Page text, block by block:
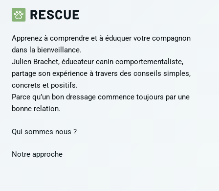
Apprenez à comprendre et à éduquer votre compagnon
dans la bienveillance.
Julien Brachet, éducateur canin comportementaliste,
partage son expérience à travers des conseils simples,
concrets et positifs.
Parce qu’un bon dressage commence toujours par une
bonne relation.
Qui sommes nous ?
Notre approche